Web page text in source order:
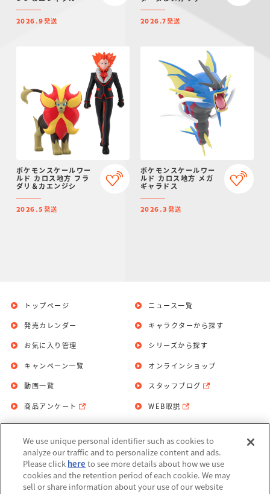
2026.9発送 2026.7発送
ポケモンスケールワー
ルド カロス地方 フラ
ダリ＆カエンジシ
2026.5 発送
ポケモンスケールワー
ルド カロス地方 メガ
ギャラドス
2026.3 発送
トップページ
発売カレンダー
お気に入り管理
ニュース一覧
キャラクターから探す
シリーズから探す
キャンペーン一覧
動画一覧
商品アンケート
オンラインショップ
スタッフブログ
WEB取説
お問い合わせ 個人情報保護方針
利用規約
Do Not Sell or Share My Personal
We use unique personal identifier such as cookies to
analyze our traffic and to personalize content and ads.
Please click here to see more details about how we use
cookies and the retention period of each cookie. We may
sell or share information about your use of our website